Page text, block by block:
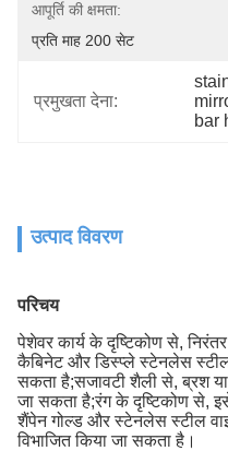
आपूर्ति की क्षमता:
प्रति माह 200 सेट
प्रमुखता देना:
bar
उत्पाद विवरण
परिचय
पेशेवर कार्य के दृष्टिकोण से,
कैबिनेट और डिस्प्ले स्टेनलेस स्टील
सकता है;सजावटी शैली से, ब्रश
जा सकता है;रंग के दृष्टिकोण से,
शैंपेन गोल्ड और स्टेनलेस स्टील
विभाजित किया जा सकता है।